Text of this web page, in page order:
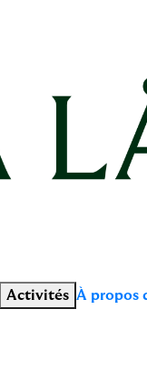
Activités À propos